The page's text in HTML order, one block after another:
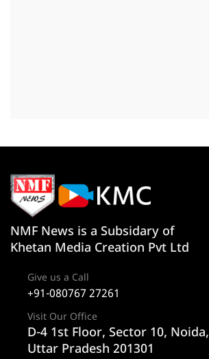
NMF News is a Subsidary of
Khetan Media Creation Pvt Ltd
Give us a Call
+91-080767 27261
Visit Our Office
D-4 1st Floor, Sector 10, Noida,
Uttar Pradesh 201301